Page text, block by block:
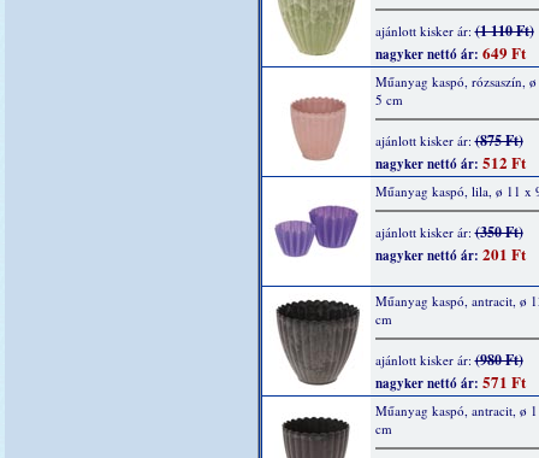
ajánlott kisker ár:(1 110 Ft)
nagyker nettó ár: 649 Ft
Műanyag kaspó, rózsaszín,
5 cm
ajánlott kisker ár:(875 Ft)
nagyker nettó ár: 512 Ft
Műanyag kaspó, lila, ø 11 x
ajánlott kisker ár:(350 Ft)
nagyker nettó ár: 201 Ft
Műanyag kaspó, antracit, ø
cm
ajánlott kisker ár:(980 Ft)
nagyker nettó ár: 571 Ft
Műanyag kaspó, antracit, ø
cm